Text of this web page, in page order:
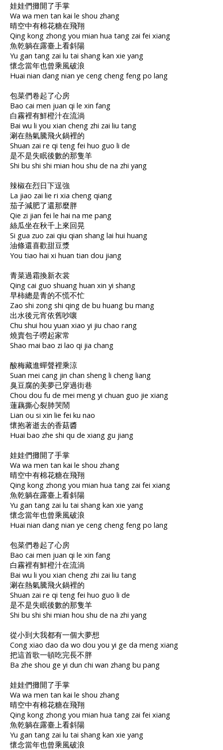
娃娃們攤開了手掌
Wa wa men tan kai le shou zhang
晴空中有棉花糖在飛翔
Qing kong zhong you mian hua tang zai fei xiang
魚乾躺在露臺上看斜陽
Yu gan tang zai lu tai shang kan xie yang
懷念當年也曾乘風破浪
Huai nian dang nian ye ceng cheng feng po lang
包菜們卷起了心房
Bao cai men juan qi le xin fang
白霧裡有鮮橙汁在流淌
Bai wu li you xian cheng zhi zai liu tang
涮在熱氣騰飛火鍋裡的
Shuan zai re qi teng fei huo guo li de
是不是失眠後數的那隻羊
Shi bu shi shi mian hou shu de na zhi yang
辣椒在烈日下逞強
La jiao zai lie ri xia cheng qiang
茄子減肥了還那麼胖
Qie zi jian fei le hai na me pang
絲瓜坐在秋千上來回晃
Si gua zuo zai qiu qian shang lai hui huang
油條還喜歡甜豆漿
You tiao hai xi huan tian dou jiang
青菜過霜換新衣裳
Qing cai guo shuang huan xin yi shang
早柿總是青的不慌不忙
Zao shi zong shi qing de bu huang bu mang
出水後元宵依舊吵嚷
Chu shui hou yuan xiao yi jiu chao rang
燒賣包子嘮起家常
Shao mai bao zi lao qi jia chang
酸梅藏進蟬聲裡乘涼
Suan mei cang jin chan sheng li cheng liang
臭豆腐的美夢已穿過街巷
Chou dou fu de mei meng yi chuan guo jie xiang
蓮藕撕心裂肺哭鬧
Lian ou si xin lie fei ku nao
懷抱著逝去的香菇醬
Huai bao zhe shi qu de xiang gu jiang
娃娃們攤開了手掌
Wa wa men tan kai le shou zhang
晴空中有棉花糖在飛翔
Qing kong zhong you mian hua tang zai fei xiang
魚乾躺在露臺上看斜陽
Yu gan tang zai lu tai shang kan xie yang
懷念當年也曾乘風破浪
Huai nian dang nian ye ceng cheng feng po lang
包菜們卷起了心房
Bao cai men juan qi le xin fang
白霧裡有鮮橙汁在流淌
Bai wu li you xian cheng zhi zai liu tang
涮在熱氣騰飛火鍋裡的
Shuan zai re qi teng fei huo guo li de
是不是失眠後數的那隻羊
Shi bu shi shi mian hou shu de na zhi yang
從小到大我都有一個大夢想
Cong xiao dao da wo dou you yi ge da meng xiang
把這首歌一頓吃完長不胖
Ba zhe shou ge yi dun chi wan zhang bu pang
娃娃們攤開了手掌
Wa wa men tan kai le shou zhang
晴空中有棉花糖在飛翔
Qing kong zhong you mian hua tang zai fei xiang
魚乾躺在露臺上看斜陽
Yu gan tang zai lu tai shang kan xie yang
懷念當年也曾乘風破浪